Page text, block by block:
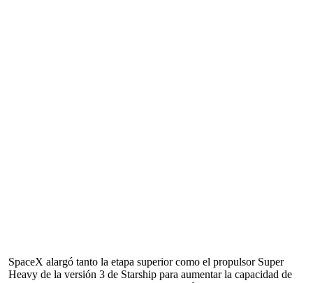
SpaceX alargó tanto la etapa superior como el propulsor Super
Heavy de la versión 3 de Starship para aumentar la capacidad de